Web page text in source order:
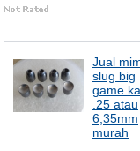
Jual
slug big
game
.25 atau
6,35mm
murah